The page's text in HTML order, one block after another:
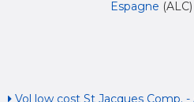
Espagne (ALC)
Vol low cost St Jacques Comp.